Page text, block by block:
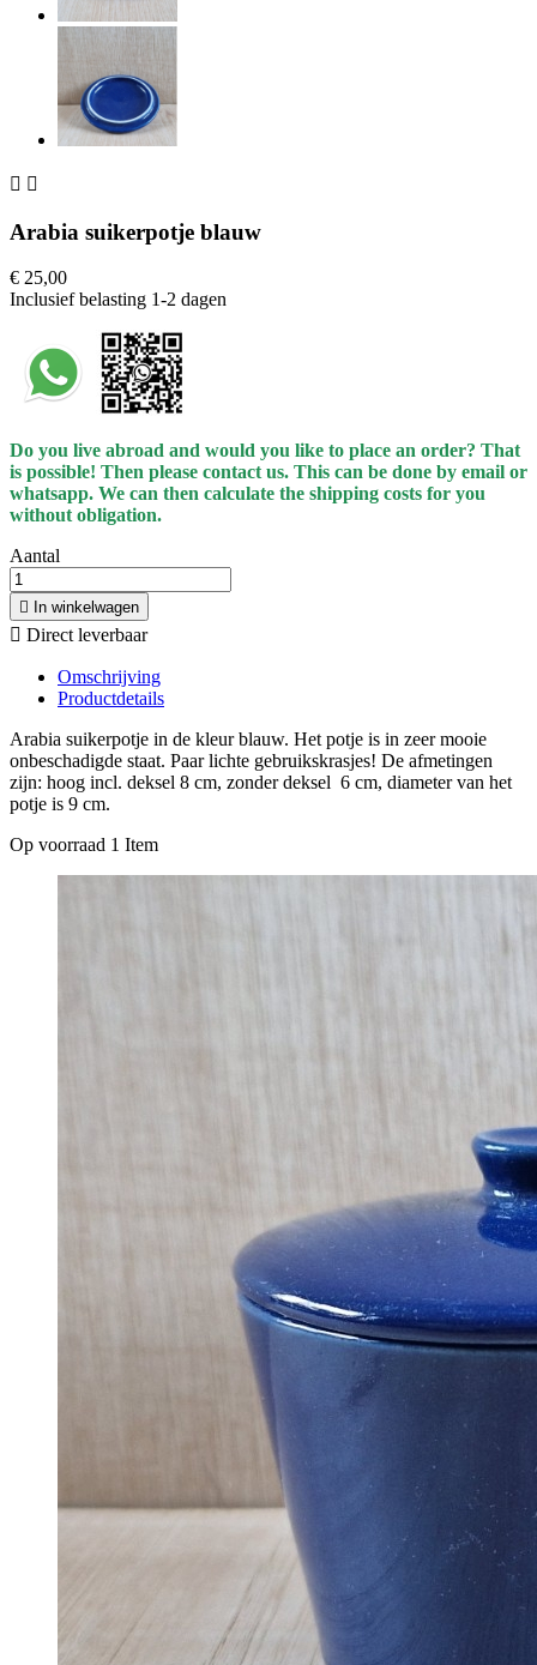
 
Arabia suikerpotje blauw
€ 25,00
Inclusief belasting 1-2 dagen
Do you live abroad and would you like to place an order? That
is possible! Then please contact us. This can be done by email or
whatsapp. We can then calculate the shipping costs for you
without obligation.
Aantal
 In winkelwagen
 Direct leverbaar
Omschrijving
Productdetails
Arabia suikerpotje in de kleur blauw. Het potje is in zeer mooie
onbeschadigde staat. Paar lichte gebruikskrasjes! De afmetingen
zijn: hoog incl. deksel 8 cm, zonder deksel 6 cm, diameter van het
potje is 9 cm.
Op voorraad 1 Item